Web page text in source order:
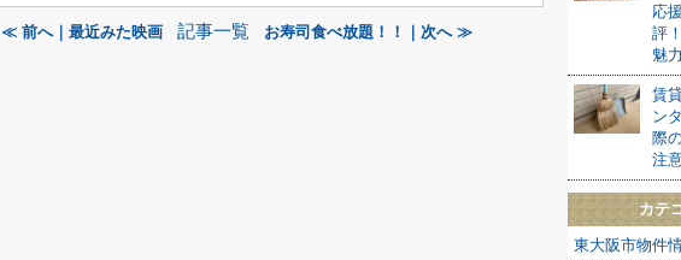
≪ 前へ｜最近みた映画 記事一覧 お寿司食べ放題！！｜次へ ≫
応
評
魅
賃
ン
際
注
カテ
東大阪市物件